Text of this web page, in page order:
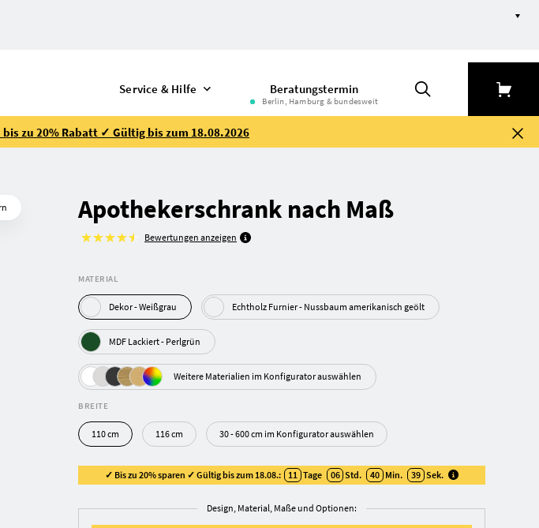
Service & Hilfe Beratungstermin
Berlin, Hamburg & bundesweit
zu 20% Rabatt ✓ Gültig bis zum 18.08.2026
Apothekerschrank nach Maß
Bewertungen anzeigen
MATERIAL
Dekor - Weiß­grau Echtholz Furnier - Nussbaum amerika­nisch geölt
MDF Lackiert - Perl­grün
Weitere Materialien im Konfigurator auswählen
BREITE
110 cm 116 cm 30 - 600 cm im Konfigurator auswählen
✓ Bis zu 20% sparen ✓ Gültig bis zum 18.08.: 11 Tage 06 Std. 40 Min. 39 Sek.
Design, Material, Maße und Optionen: